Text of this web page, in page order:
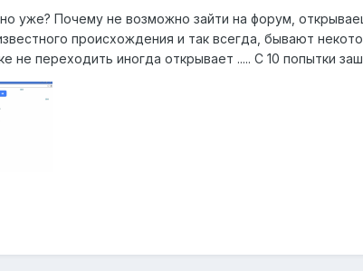
уже? Почему не возможно зайти на форум,
происхождения и так всегда, бывают
не переходить иногда открывает ..... С 10 попытки